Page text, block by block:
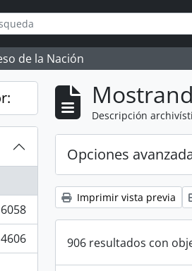
de la Nación
6058
4606
Descripción
Opciones
Imprimir vista previa
906 resultados con